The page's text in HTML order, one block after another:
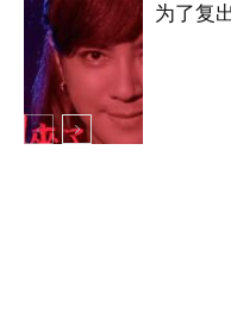
明星八卦
为了复